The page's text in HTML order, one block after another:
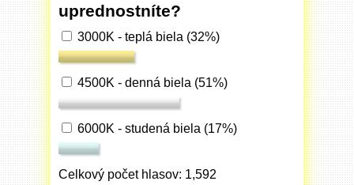
uprednostníte?
3000K - teplá biela (32%)
4500K - denná biela (51%)
6000K - studená biela (17%)
Celkový počet hlasov: 1,592